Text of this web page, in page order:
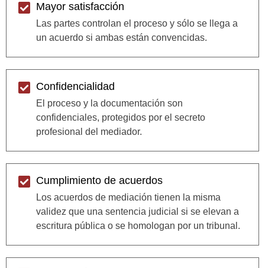
Mayor satisfacción
Las partes controlan el proceso y sólo se llega a
un acuerdo si ambas están convencidas.
Confidencialidad
El proceso y la documentación son
confidenciales, protegidos por el secreto
profesional del mediador.
Cumplimiento de acuerdos
Los acuerdos de mediación tienen la misma
validez que una sentencia judicial si se elevan a
escritura pública o se homologan por un tribunal.